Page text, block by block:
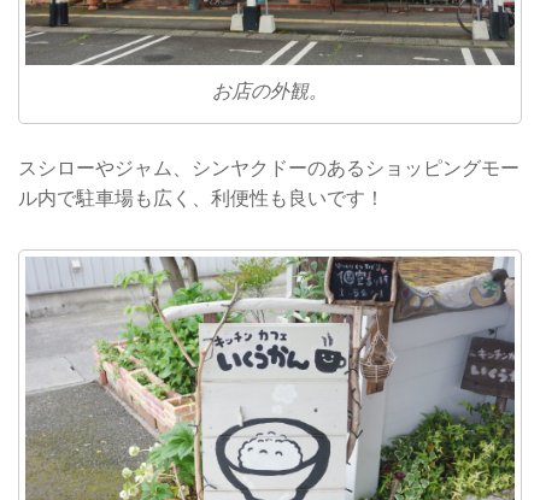
お店の外観。
スシローやジャム、シンヤクドーのあるショッピングモー
ル内で駐車場も広く、利便性も良いです！